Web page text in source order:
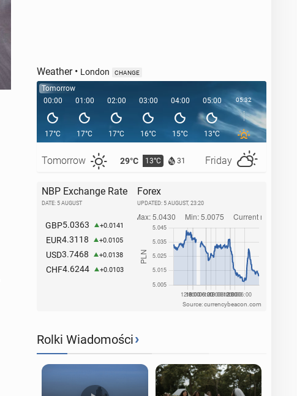
Weather• London CHANGE
Tomorrow
00:00
17°C
Tomorrow 29°C 13°C 31 Friday
01:00
17°C
02:00
17°C
03:00
16°C
04:00
15°C
05:00
13°C
05:32 06:00
NBP Exchange Rate
DATE: 5 AUGUST
GBP5.0363 +0.0141
EUR4.3118 +0.0105
USD3.7468 +0.0138
CHF4.6244 +0.0103
Forex
UPDATED: 5 AUGUST, 23:20
Source: currencybeacon.com
Rolki Wiadomości›